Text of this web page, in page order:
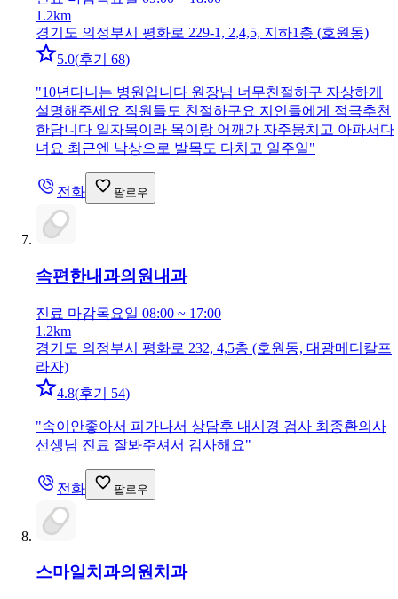
1.2km
경기도 의정부시 평화로 229-1, 2,4,5, 지하1층 (호원동)
5.0(후기 68)
"10년다니는 병원입니다 원장님 너무친절하구 자상하게
설명해주세요 직원들도 친절하구요 지인들에게 적극추천
한담니다 일자목이라 목이랑 어깨가 자주뭉치고 아파서다
녀요 최근엔 낙상으로 발목도 다치고 일주일"
전화 팔로우
속편한내과의원 내과
진료 마감목요일 08:00 ~ 17:00
1.2km
경기도 의정부시 평화로 232, 4,5층 (호원동, 대광메디칼프
라자)
4.8(후기 54)
"속이안좋아서 피가나서 상담후 내시경 검사 최종환의사
선생님 진료 잘봐주셔서 감사해요"
전화 팔로우
스마일치과의원치과